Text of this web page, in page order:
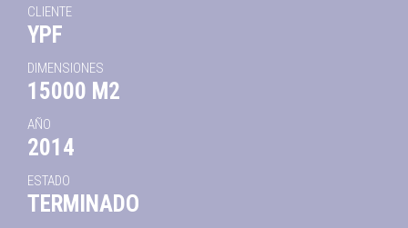
CLIENTE
YPF
DIMENSIONES
15000 M2
AÑO
2014
ESTADO
TERMINADO